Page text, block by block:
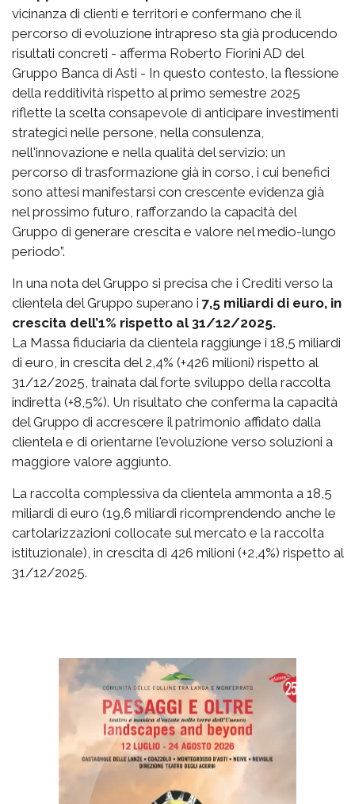
vicinanza di clienti e territori e confermano che il
percorso di evoluzione intrapreso sta già producendo
risultati concreti - afferma Roberto Fiorini AD del
Gruppo Banca di Asti - In questo contesto, la flessione
della redditività rispetto al primo semestre 2025
riflette la scelta consapevole di anticipare investimenti
strategici nelle persone, nella consulenza,
nell'innovazione e nella qualità del servizio: un
percorso di trasformazione già in corso, i cui benefici
sono attesi manifestarsi con crescente evidenza già
nel prossimo futuro, rafforzando la capacità del
Gruppo di generare crescita e valore nel medio-lungo
periodo”.
In una nota del Gruppo si precisa che i Crediti verso la
clientela del Gruppo superano i 7,5 miliardi di euro, in
crescita dell’1% rispetto al 31/12/2025.
La Massa fiduciaria da clientela raggiunge i 18,5 miliardi
di euro, in crescita del 2,4% (+426 milioni) rispetto al
31/12/2025, trainata dal forte sviluppo della raccolta
indiretta (+8,5%). Un risultato che conferma la capacità
del Gruppo di accrescere il patrimonio affidato dalla
clientela e di orientarne l'evoluzione verso soluzioni a
maggiore valore aggiunto.
La raccolta complessiva da clientela ammonta a 18,5
miliardi di euro (19,6 miliardi ricomprendendo anche le
cartolarizzazioni collocate sul mercato e la raccolta
istituzionale), in crescita di 426 milioni (+2,4%) rispetto al
31/12/2025.